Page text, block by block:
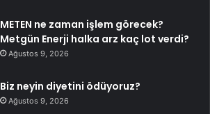
METEN ne zaman işlem görecek?
Metgün Enerji halka arz kaç lot verdi?
Ağustos 9, 2026
Biz neyin diyetini ödüyoruz?
Ağustos 9, 2026